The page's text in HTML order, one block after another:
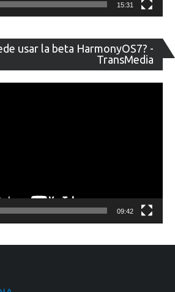
15:31
usar la beta HarmonyOS7? -
TransMedia
de
09:42